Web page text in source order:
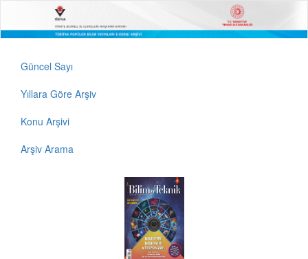
Güncel Sayı
Yıllara Göre Arşiv
Konu Arşivi
Arşiv Arama